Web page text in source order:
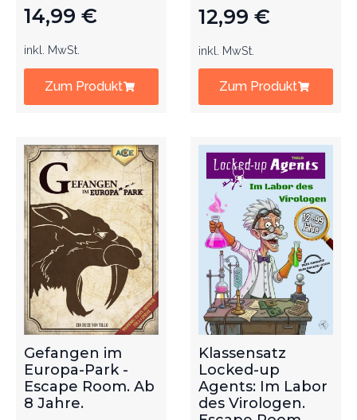
14,99 €
inkl. MwSt.
Zum Produkt
12,99 €
inkl. MwSt.
Zum Produkt
Gefangen im
Europa-Park -
Escape Room. Ab
8 Jahre.
Klassensatz
Locked-up
Agents: Im Labor
des Virologen.